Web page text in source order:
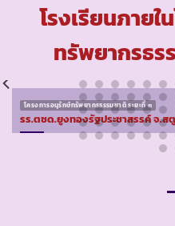
โรงเรียนภาย
ทรัพยากรธร
โครงการอนุรักษ์ทรัพยากรธรรมชาติ ระยะที่ ๓
รร.ตชด.ยูงทองรัฐประชาสรรค์ จ.ส